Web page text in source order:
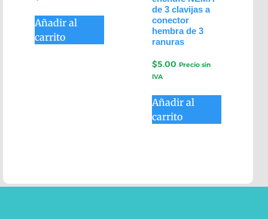
Añadir al
carrito
de 3 clavijas a
conector
hembra de 3
ranuras
$5.00 Precio sin
IVA
Añadir al
carrito